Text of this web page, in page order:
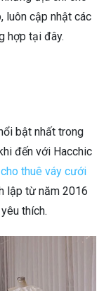
luôn cập nhật các
hợp tại đây.
bật nhất trong
đến với Hacchic
cho thuê váy cưới
lập từ năm 2016
thích.